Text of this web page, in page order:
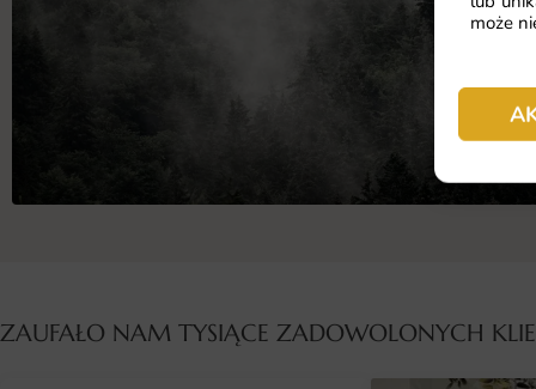
może
ZAUFAŁO NAM TYSIĄCE ZADOWOLONYCH